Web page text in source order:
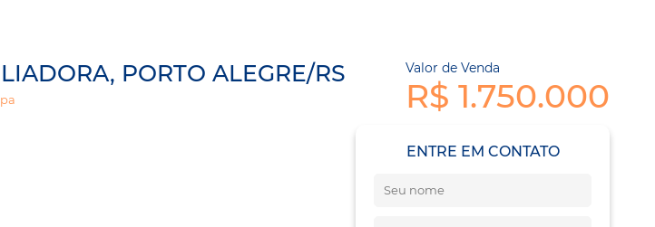
PORTO ALEGRE/RS Valor de Venda
R$ 1.750.000
ENTRE EM CONTATO